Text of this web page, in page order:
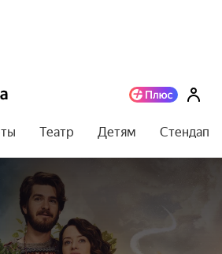
Театр Детям Стендап